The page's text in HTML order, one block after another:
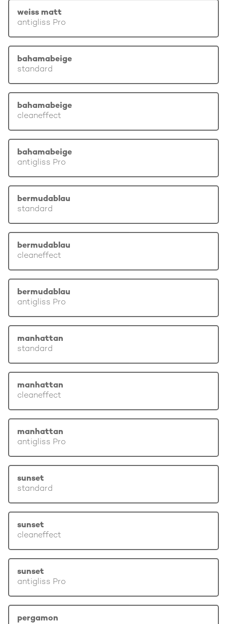
weiss matt
antigliss Pro
bahamabeige
standard
bahamabeige
cleaneffect
bahamabeige
antigliss Pro
bermudablau
standard
bermudablau
cleaneffect
bermudablau
antigliss Pro
manhattan
standard
manhattan
cleaneffect
manhattan
antigliss Pro
sunset
standard
sunset
cleaneffect
sunset
antigliss Pro
pergamon